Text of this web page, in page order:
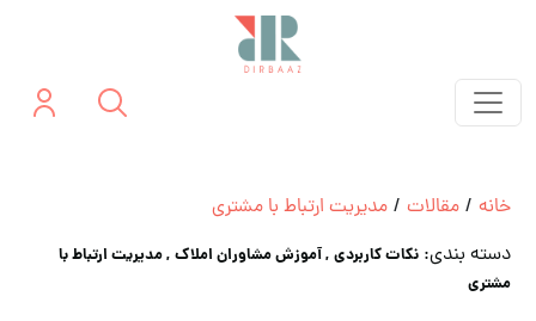
خانه / مقالات / مدیریت ارتباط با مشتری
دسته بندی: نکات کاربردی, آموزش مشاوران املاک, مدیریت ارتباط با
مشتری